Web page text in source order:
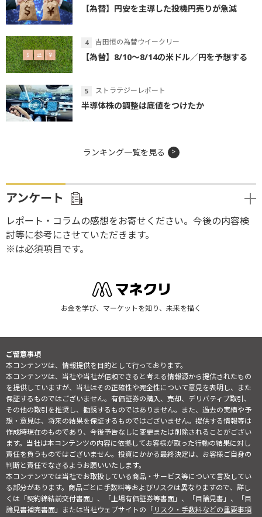
【為替】円安を主導した投機円売りが急減
吉田恒の為替ウイークリー
【為替】8/10～8/14の米ドル／円を予想する
ストラテジーレポート
半導体株の調整は底値をつけたか
ランキング一覧を見る
アンケート
レポート・コラムの感想をお寄せください。今後の内容検
討等に参考にさせていただきます。
※は必須項目です。
お金を学び、マーケットを知り、未来を描く
ご留意事項
本コンテンツは、情報提供を目的として行っております。
本コンテンツは、当社や当社が信頼できると考える情報源から提供されたもの
を提供していますが、当社はその正確性や完全性について意見を表明し、また
保証するものではございません。有価証券の購入、売却、デリバティブ取引、
その他の取引を推奨し、勧誘するものではありません。また、過去の実績や予
想・意見は、将来の結果を保証するものではございません。提供する情報等は
作成時現在のものであり、今後予告なしに変更または削除されることがござい
ます。当社は本コンテンツの内容に依拠してお客様が取った行動の結果に対し
責任を負うものではございません。投資にかかる最終決定は、お客様ご自身の
判断と責任でなさるようお願いいたします。
本コンテンツでは当社でお取扱している商品・サービス等について言及してい
る部分があります。商品ごとに手数料等およびリスクは異なりますので、詳し
くは「契約締結前交付書面」、「上場有価証券等書面」、「目論見書」、「目
論見書補完書面」または当社ウェブサイトの「リスク・手数料などの重要事項